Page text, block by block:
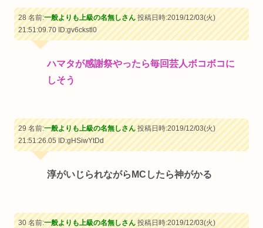
28 名前:一般よりも上級の名無しさん投稿日時:2019/12/03(火)
21:51:09.70ID:gv6ckstl0
ハマタが感謝祭やったら毎回芸人ボコボコに
しそう
29 名前:一般よりも上級の名無しさん投稿日時:2019/12/03(火)
21:51:26.05ID:gHSiwYtDd
淳がいじられながらMCしたら神がかる
30 名前:一般よりも上級の名無しさん投稿日時:2019/12/03(火)